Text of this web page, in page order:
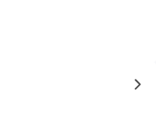
to